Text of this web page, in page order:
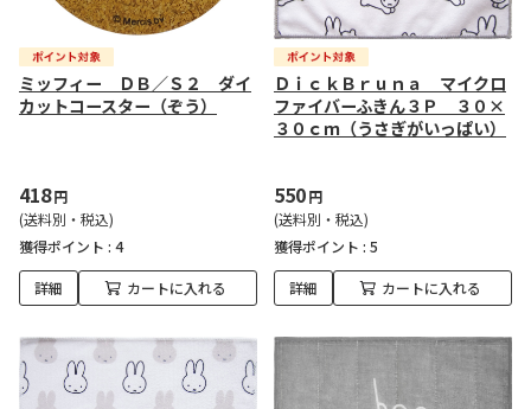
ミッフィー ＤＢ／Ｓ２ ダイ
カットコースター（ぞう）
418円
(送料別・税込)
獲得ポイント : 4
詳細 カートに入れる
ＤｉｃｋＢｒｕｎａ マイクロ
ファイバーふきん３Ｐ ３０×
３０ｃｍ（うさぎがいっぱい）
550円
(送料別・税込)
獲得ポイント : 5
詳細 カートに入れる